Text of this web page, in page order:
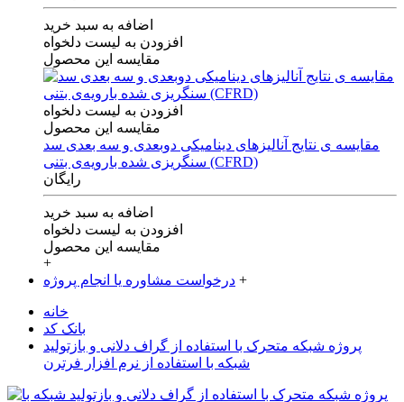
اضافه به سبد خرید
افزودن به لیست دلخواه
مقایسه این محصول
افزودن به لیست دلخواه
مقایسه این محصول
مقایسه ی‌ نتایج آنالیزهای‌ دینامیکی‌ دوبعدی‌ و‌ سه بعدی‌ سد
سنگریزی‌ شده با‌رویه‌ی‌ بتنی‌ (CFRD)
رایگان
اضافه به سبد خرید
افزودن به لیست دلخواه
مقایسه این محصول
+
درخواست مشاوره یا انجام پروژه +
خانه
بانک کد
پروژه شبکه متحرک با استفاده از گراف دلانی و بازتولید
شبکه با استفاده از نرم افزار فرترن